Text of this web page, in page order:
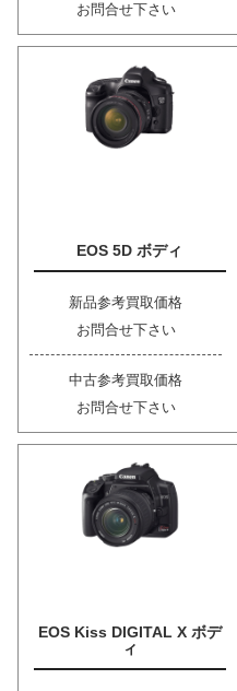
お問合せ下さい
EOS 5D ボディ
新品参考買取価格
お問合せ下さい
中古参考買取価格
お問合せ下さい
EOS Kiss DIGITAL X ボデ
ィ